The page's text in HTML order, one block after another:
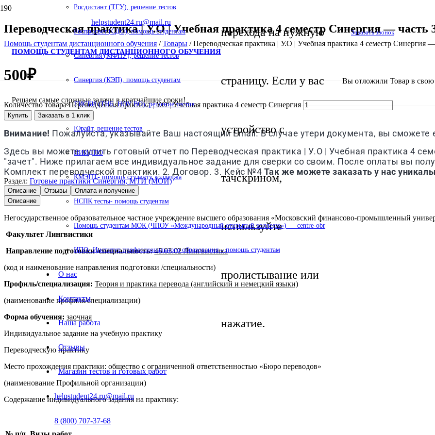
helpstudent24.ru@mail.ru
ПОМОЩЬ СТУДЕНТАМ ДИСТАНЦИОННОГО ОБУЧЕНИЯ
Решаем самые сложные задачи в кратчайшие сроки!
перехода на нужную
страницу. Если у вас
устройство с
тачскрином,
используйте
пролистывание или
нажатие.
Заказать звонок
Вы отложили Товар в свою
Росдистант (ТГУ), решение тестов
Роспросвет (СДО), помощь студентам
Синергия (МФПУ), решение тестов
Синергия (КЭП), помощь студентам
ТИСБИ (ТИБ, НОУ ВО), решение тестов
Юрайт, решение тестов
НИИДПО
КМЭПТ- помощь студенту колледжа
НСПК тесты- помощь студентам
Помощь студентам МОК (ЧПОУ «Международный открытый колледж») — centre-obr
ИПО- Институт профессионального образования – помощь студентам
О нас
Контакты
Наша работа
Отзывы
Магазин тестов и готовых работ
helpstudent24.ru@mail.ru
8 (800) 707-37-68
Переводческая практика | У.О | Учебная практика 4 семестр Синергия — часть
Помощь студентам дистанционного обучения /Товары /Переводческая практика | У.О | Учебная практика 4 семестр Синергия
500₽
Количество товара Переводческая практика | У.О | Учебная практика 4 семестр Синергия
Купить Заказать в 1 клик
Внимание! Пожалуйста, указывайте Ваш настоящий Email. В случае утери документа, вы сможете
Здесь вы можете купить готовый отчет по Переводческая практика | У.О | Учебная практика 4
"зачет". Ниже прилагаем все индивидуальное задание для сверки со своим. После оплаты вы
Комплект переводческой практики. 2. Договор. 3. Кейс №4 Так же можете заказать у нас
Раздел: Готовые практики Синергия, МТИ (МОИ)
Описание Отзывы
Оплата и получение
Описание
Негосударственное образовательное частное учреждение высшего образования «Московский финансово-промышленный
Факультет Лингвистики
Направление подготовки /специальность:45.03.02 Лингвистика
(код и наименование направления подготовки /специальности)
Профиль/специализация: Теория и практика перевода (английский и немецкий языки)
(наименование профиля/специализации)
Форма обучения: заочная
Индивидуальное задание на учебную практику
Переводческую практику
Место прохождения практики: общество с ограниченной ответственностью «Бюро переводов»
(наименование Профильной организации)
Содержание индивидуального задания на практику: